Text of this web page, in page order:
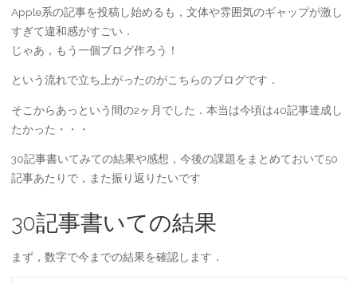
Apple系の記事を投稿し始めるも，文体や雰囲気のギャップが激し
すぎて違和感がすごい．
じゃあ，もう一個ブログ作ろう！
という流れで立ち上がったのがこちらのブログです．
そこからあっという間の2ヶ月でした．本当は今頃は40記事達成し
たかった・・・
30記事書いてみての結果や感想，今後の課題をまとめておいて50
記事あたりで，また振り返りたいです
30記事書いての結果
まず，数字で今までの結果を確認します．